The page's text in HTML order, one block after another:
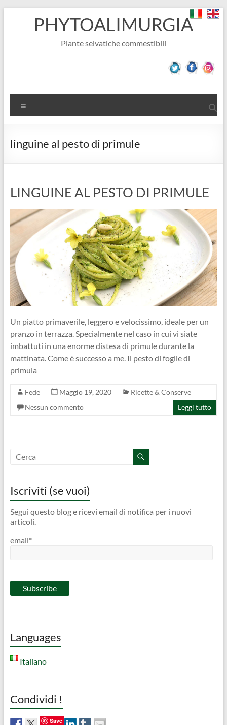
contenutoPHYTOALIMURGIA
Piante selvatiche commestibili
linguine al pesto di primule
LINGUINE AL PESTO DI PRIMULE
Un piatto primaverile, leggero e velocissimo, ideale per un
pranzo in terrazza. Specialmente nel caso in cui vi siate
imbattuti in una enorme distesa di primule durante la
mattinata. Come è successo a me. Il pesto di foglie di
primula
Fede Maggio 19, 2020
Ricette & Conserve
Nessun commento
Leggi tutto
Iscriviti (se vuoi)
Segui questo blog e ricevi email di notifica per i nuovi
articoli.
email*
Languages
Italiano
Condividi !
Save